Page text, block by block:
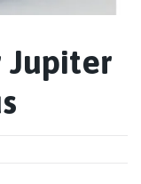
Jupiter